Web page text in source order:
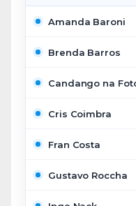
Amanda Baroni
Brenda Barros
Candango na
Cris Coimbra
Fran Costa
Gustavo Roccha